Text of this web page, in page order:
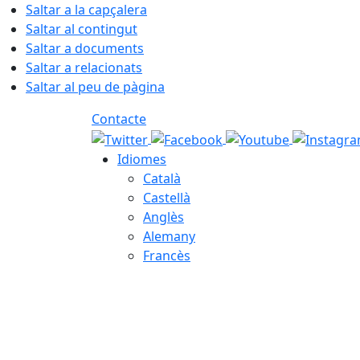
Saltar a la capçalera
Saltar al contingut
Saltar a documents
Saltar a relacionats
Saltar al peu de pàgina
Contacte
Idiomes
Català
Castellà
Anglès
Alemany
Francès